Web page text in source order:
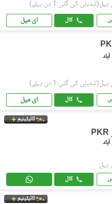
(تبدیلی کی گئی:1 دن پہلے)
کال ای میل
(تبدیلی کی گئی:1 دن پہلے)
کال ای میل
ٹائیٹینیم
PKR
کال
ٹائیٹینیم